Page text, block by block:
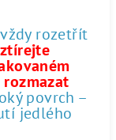
rozetřít
povrch –
jedlého